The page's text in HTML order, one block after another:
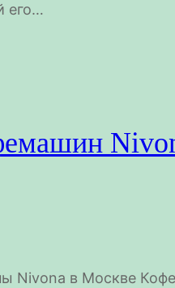
его…
Nivona в Москве